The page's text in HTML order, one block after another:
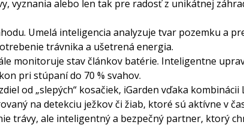
vyznania alebo len tak pre radosť z unikátnej
Umelá inteligencia analyzuje tvar pozemku a
trávnika a ušetrená energia.
monitoruje stav článkov batérie. Inteligentne
pri stúpaní do 70 % svahov.
od „slepých“ kosačiek, iGarden vďaka
na detekciu ježkov či žiab, ktoré sú aktívne v
trávy, ale inteligentný a bezpečný partner, ktorý